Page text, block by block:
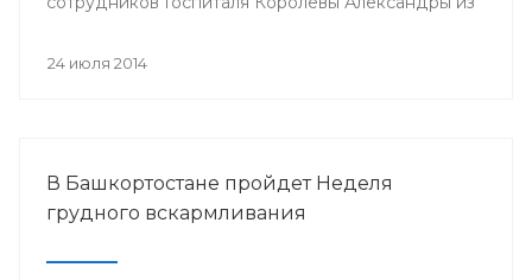
24 июля 2014
В Башкортостане пройдет Неделя
грудного вскармливания